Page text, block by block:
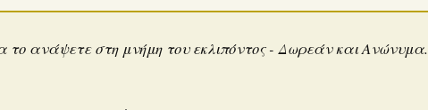
το ανάψετε στη μνήμη του εκλιπόντος - Δωρεάν και Ανώνυμα.